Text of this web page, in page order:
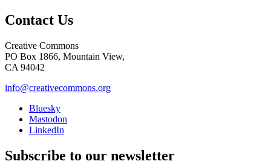
Contact Us
Creative Commons
PO Box 1866, Mountain View,
CA 94042
info@creativecommons.org
Bluesky
Mastodon
LinkedIn
Subscribe to our newsletter